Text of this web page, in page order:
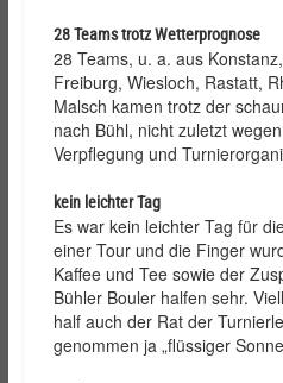
28 Teams trotz Wetterprognose
28 Teams, u. a. aus
Freiburg, Wiesloch, Rastatt,
Malsch kamen trotz der
nach Bühl, nicht zuletzt
Verpflegung und
kein leichter Tag
Es war kein leichter Tag für
einer Tour und die Finger
Kaffee und Tee sowie der
Bühler Bouler halfen sehr.
half auch der Rat der
genommen ja „flüssiger